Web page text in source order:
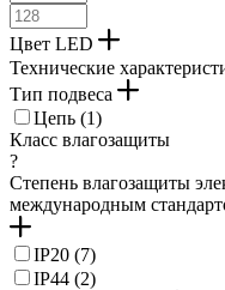
Цвет LED
Технические
Тип подвеса
Цепь (1)
Класс влагозащиты
?
Степень влагозащиты
международным
IP20 (7)
IP44 (2)